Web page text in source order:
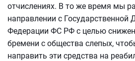
отчислениях. В то же время мы
направлении с Государственной
Федерации ФС РФ с целью
бремени с общества слепых,
направить эти средства на